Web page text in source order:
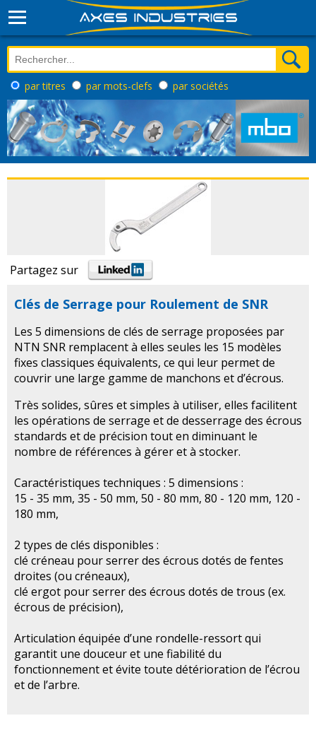
par titres par mots-clefs par sociétés
Partagez sur
Clés de Serrage pour Roulement de SNR
Les 5 dimensions de clés de serrage proposées par
NTN SNR remplacent à elles seules les 15 modèles
fixes classiques équivalents, ce qui leur permet de
couvrir une large gamme de manchons et d’écrous.
Très solides, sûres et simples à utiliser, elles facilitent
les opérations de serrage et de desserrage des écrous
standards et de précision tout en diminuant le
nombre de références à gérer et à stocker.
Caractéristiques techniques : 5 dimensions :
15 - 35 mm, 35 - 50 mm, 50 - 80 mm, 80 - 120 mm, 120 -
180 mm,
2 types de clés disponibles :
clé créneau pour serrer des écrous dotés de fentes
droites (ou créneaux),
clé ergot pour serrer des écrous dotés de trous (ex.
écrous de précision),
Articulation équipée d’une rondelle-ressort qui
garantit une douceur et une fiabilité du
fonctionnement et évite toute détérioration de l’écrou
et de l’arbre.